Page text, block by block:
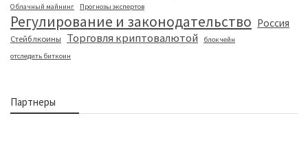
Облачный майнинг Прогнозы экспертов
Регулирование и законодательство Россия
Стейблкоины Торговля криптовалютой
блокчейн
отследить биткоин
Партнеры